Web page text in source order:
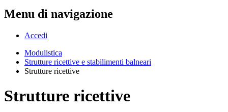
Menu di navigazione
Accedi
Modulistica
Strutture ricettive e stabilimenti balneari
Strutture ricettive
Strutture ricettive